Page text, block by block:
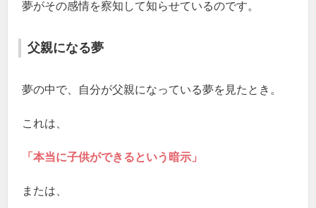
夢がその感情を察知して知らせているのです。
父親になる夢
夢の中で、自分が父親になっている夢を見たとき。
これは、
「本当に子供ができるという暗示」
または、